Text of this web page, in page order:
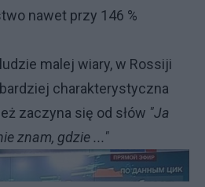
nawet przy 146 %
malej wiary, w Rossiji
charakterystyczna
zaczyna się od słów "Ja
znam, gdzie ..."